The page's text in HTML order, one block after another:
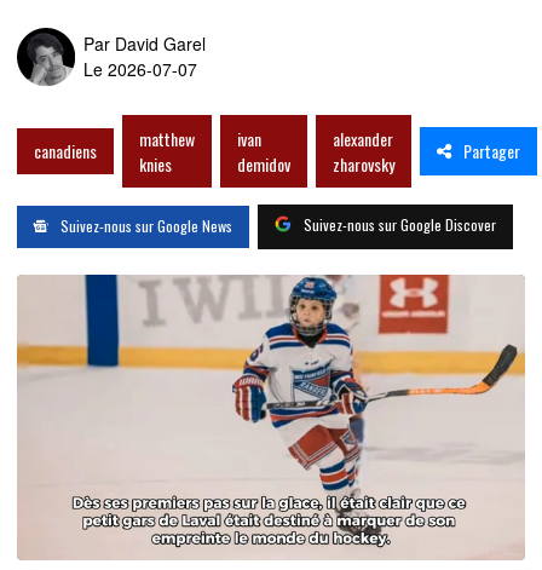
Par David Garel
Le 2026-07-07
canadiens
matthew
knies
ivan
demidov
alexander
zharovsky
Partager
Suivez-nous sur Google News Suivez-nous sur Google Discover